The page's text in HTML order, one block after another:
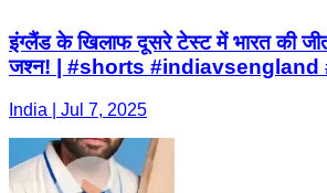
इंग्लैंड के खिलाफ दूसरे टेस्ट में भारत की
जश्न! | #shorts #indiavsengland
India | Jul 7, 2025